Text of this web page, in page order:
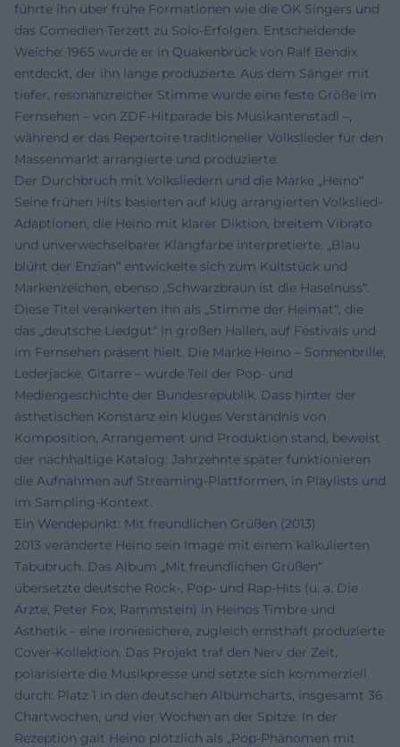
führte ihn über frühe Formationen wie die OK Singers und
das Comedien Terzett zu Solo-Erfolgen. Entscheidende
Weiche: 1965 wurde er in Quakenbrück von Ralf Bendix
entdeckt, der ihn lange produzierte. Aus dem Sänger mit
tiefer, resonanzreicher Stimme wurde eine feste Größe im
Fernsehen – von ZDF-Hitparade bis Musikantenstadl –,
während er das Repertoire traditioneller Volkslieder für den
Massenmarkt arrangierte und produzierte.
Der Durchbruch mit Volksliedern und die Marke „Heino“
Seine frühen Hits basierten auf klug arrangierten Volkslied-
Adaptionen, die Heino mit klarer Diktion, breitem Vibrato
und unverwechselbarer Klangfarbe interpretierte. „Blau
blüht der Enzian“ entwickelte sich zum Kultstück und
Markenzeichen, ebenso „Schwarzbraun ist die Haselnuss“.
Diese Titel verankerten ihn als „Stimme der Heimat“, die
das „deutsche Liedgut“ in großen Hallen, auf Festivals und
im Fernsehen präsent hielt. Die Marke Heino – Sonnenbrille,
Lederjacke, Gitarre – wurde Teil der Pop- und
Mediengeschichte der Bundesrepublik. Dass hinter der
ästhetischen Konstanz ein kluges Verständnis von
Komposition, Arrangement und Produktion stand, beweist
der nachhaltige Katalog: Jahrzehnte später funktionieren
die Aufnahmen auf Streaming-Plattformen, in Playlists und
im Sampling-Kontext.
Ein Wendepunkt: Mit freundlichen Grüßen (2013)
2013 veränderte Heino sein Image mit einem kalkulierten
Tabubruch. Das Album „Mit freundlichen Grüßen“
übersetzte deutsche Rock-, Pop- und Rap-Hits (u. a. Die
Ärzte, Peter Fox, Rammstein) in Heinos Timbre und
Ästhetik – eine ironiesichere, zugleich ernsthaft produzierte
Cover-Kollektion. Das Projekt traf den Nerv der Zeit,
polarisierte die Musikpresse und setzte sich kommerziell
durch: Platz 1 in den deutschen Albumcharts, insgesamt 36
Chartwochen, und vier Wochen an der Spitze. In der
Rezeption galt Heino plötzlich als „Pop-Phänomen mit